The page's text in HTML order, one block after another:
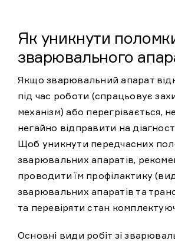
Як уникнути
зварювального
Якщо зварювальний апарат
під час роботи (спрацьовує
механізм) або перегрівається,
негайно відправити на
Щоб уникнути передчасних
зварювальних апаратів,
проводити їм профілактику
зварювальних апаратів та
та перевіряти стан
Основні види робіт зі